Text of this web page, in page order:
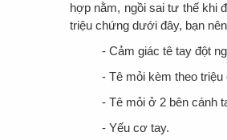
hợp nằm, ngồi sai tư thế khi
triệu chứng dưới đây, bạn
- Cảm giác tê tay đột
- Tê mỏi kèm theo
- Tê mỏi ở 2 bên cánh
- Yếu cơ tay.